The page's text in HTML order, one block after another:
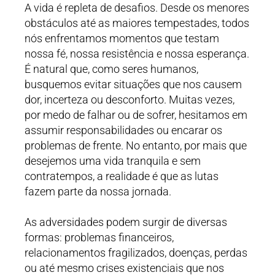
A vida é repleta de desafios. Desde os menores
obstáculos até as maiores tempestades, todos
nós enfrentamos momentos que testam
nossa fé, nossa resistência e nossa esperança.
É natural que, como seres humanos,
busquemos evitar situações que nos causem
dor, incerteza ou desconforto. Muitas vezes,
por medo de falhar ou de sofrer, hesitamos em
assumir responsabilidades ou encarar os
problemas de frente. No entanto, por mais que
desejemos uma vida tranquila e sem
contratempos, a realidade é que as lutas
fazem parte da nossa jornada.
As adversidades podem surgir de diversas
formas: problemas financeiros,
relacionamentos fragilizados, doenças, perdas
ou até mesmo crises existenciais que nos